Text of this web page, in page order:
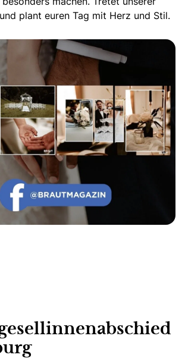
plant euren Tag mit Herz und Stil.
Echte Emotionen.